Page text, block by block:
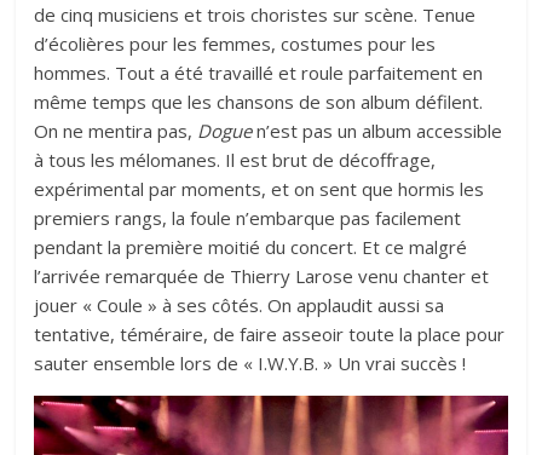
de cinq musiciens et trois choristes sur scène. Tenue
d’écolières pour les femmes, costumes pour les
hommes. Tout a été travaillé et roule parfaitement en
même temps que les chansons de son album défilent.
On ne mentira pas, Doguen’est pas un album accessible
à tous les mélomanes. Il est brut de décoffrage,
expérimental par moments, et on sent que hormis les
premiers rangs, la foule n’embarque pas facilement
pendant la première moitié du concert. Et ce malgré
l’arrivée remarquée de Thierry Larose venu chanter et
jouer « Coule » à ses côtés. On applaudit aussi sa
tentative, téméraire, de faire asseoir toute la place pour
sauter ensemble lors de « I.W.Y.B. » Un vrai succès !